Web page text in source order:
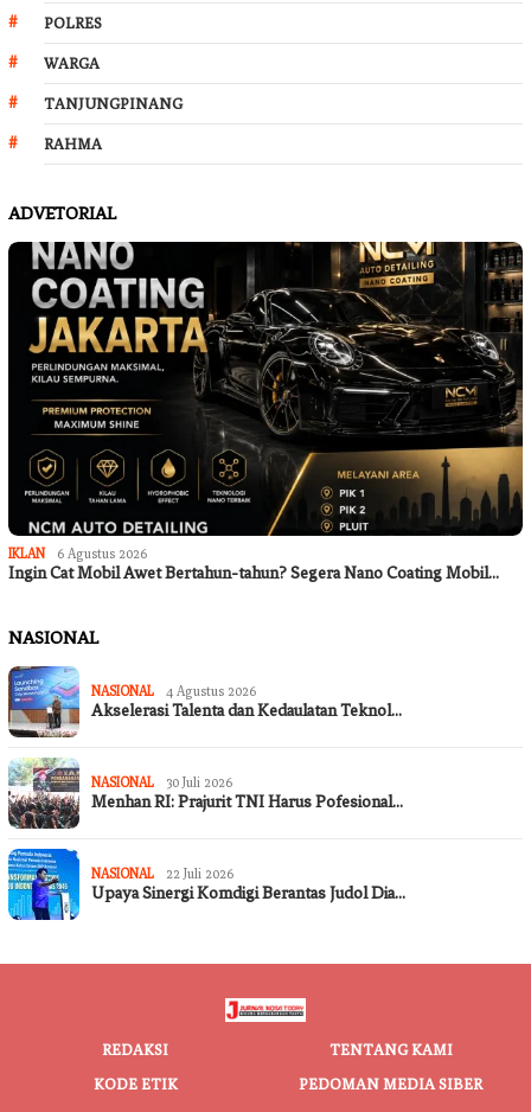
POLRES
WARGA
TANJUNGPINANG
RAHMA
ADVETORIAL
IKLAN 6 Agustus 2026
Ingin Cat Mobil Awet Bertahun-tahun? Segera Nano Coating Mobil…
NASIONAL
NASIONAL 4 Agustus 2026
Akselerasi Talenta dan Kedaulatan Teknol…
NASIONAL 30 Juli 2026
Menhan RI: Prajurit TNI Harus Pofesional…
NASIONAL 22 Juli 2026
Upaya Sinergi Komdigi Berantas Judol Dia…
REDAKSI
TENTANG KAMI
KODE ETIK
PEDOMAN MEDIA SIBER